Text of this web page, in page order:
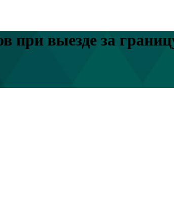
при выезде за